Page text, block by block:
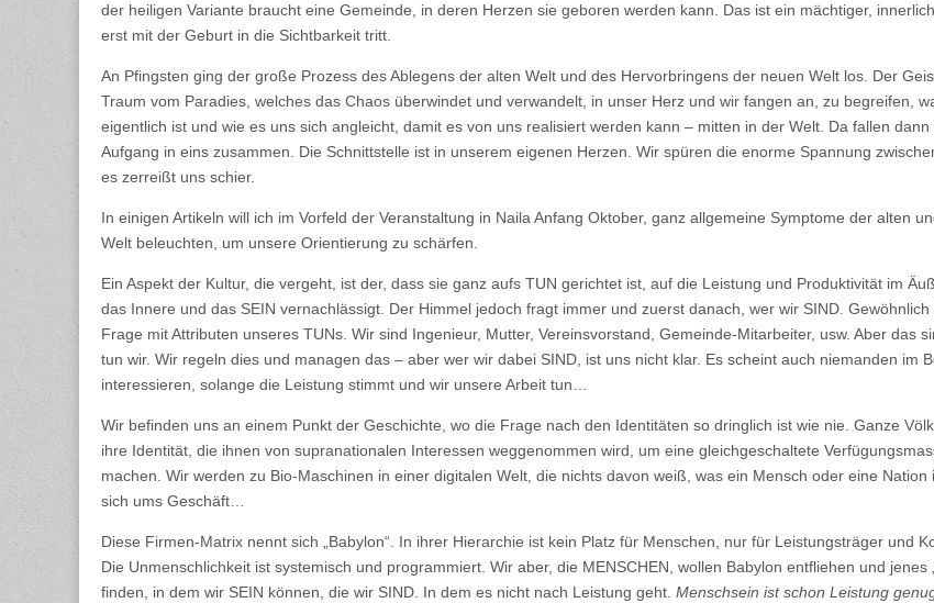
der heiligen Variante braucht eine Gemeinde, in deren Herzen sie geboren werden kann. Das ist ein mächtiger,
erst mit der Geburt in die Sichtbarkeit tritt.
An Pfingsten ging der große Prozess des Ablegens der alten Welt und des Hervorbringens der neuen Welt los. Der
Traum vom Paradies, welches das Chaos überwindet und verwandelt, in unser Herz und wir fangen an, zu begreifen,
eigentlich ist und wie es uns sich angleicht, damit es von uns realisiert werden kann – mitten in der Welt. Da fallen
Aufgang in eins zusammen. Die Schnittstelle ist in unserem eigenen Herzen. Wir spüren die enorme Spannung
es zerreißt uns schier.
In einigen Artikeln will ich im Vorfeld der Veranstaltung in Naila Anfang Oktober, ganz allgemeine Symptome der alten
Welt beleuchten, um unsere Orientierung zu schärfen.
Ein Aspekt der Kultur, die vergeht, ist der, dass sie ganz aufs TUN gerichtet ist, auf die Leistung und Produktivität im
das Innere und das SEIN vernachlässigt. Der Himmel jedoch fragt immer und zuerst danach, wer wir SIND.
Frage mit Attributen unseres TUNs. Wir sind Ingenieur, Mutter, Vereinsvorstand, Gemeinde-Mitarbeiter, usw. Aber das
tun wir. Wir regeln dies und managen das – aber wer wir dabei SIND, ist uns nicht klar. Es scheint auch niemanden im
interessieren, solange die Leistung stimmt und wir unsere Arbeit tun…
Wir befinden uns an einem Punkt der Geschichte, wo die Frage nach den Identitäten so dringlich ist wie nie. Ganze
ihre Identität, die ihnen von supranationalen Interessen weggenommen wird, um eine gleichgeschaltete
machen. Wir werden zu Bio-Maschinen in einer digitalen Welt, die nichts davon weiß, was ein Mensch oder eine Nation
sich ums Geschäft…
Diese Firmen-Matrix nennt sich „Babylon“. In ihrer Hierarchie ist kein Platz für Menschen, nur für Leistungsträger und
Die Unmenschlichkeit ist systemisch und programmiert. Wir aber, die MENSCHEN, wollen Babylon entfliehen und jenes
finden, in dem wir SEIN können, die wir SIND. In dem es nicht nach Leistung geht. Menschsein ist schon Leistung